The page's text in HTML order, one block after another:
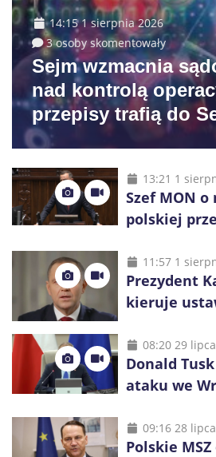
14:15 1 sierpnia 2026
3 osoby skomentowały
Sejm wzmacnia
nad kontrolą
przepisy trafią do
13:21 1
Szef MON
polskiej
zostałaby
11:57 1
Prezydent
kieruje
Ostrzega
08:20 29
Donald
ataku we
polskich
09:16 28
Polskie